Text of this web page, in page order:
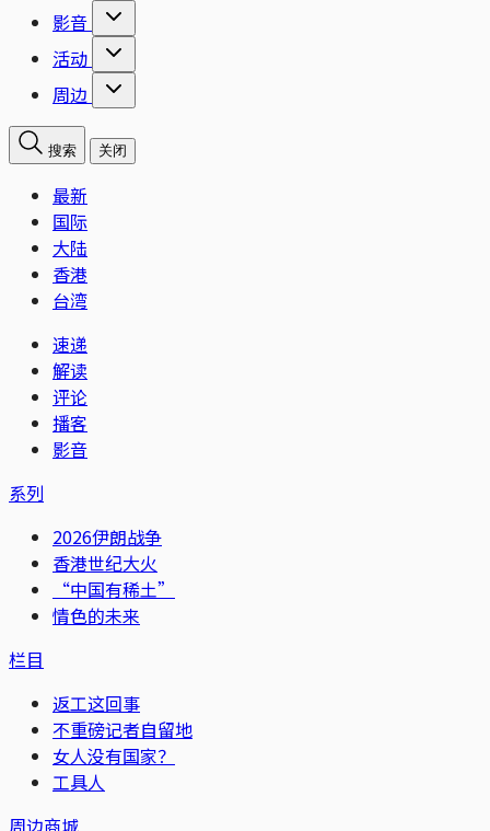
影音
活动
周边
搜索 关闭
最新
国际
大陆
香港
台湾
速递
解读
评论
播客
影音
系列
2026伊朗战争
香港世纪大火
“中国有稀土”
情色的未来
栏目
返工这回事
不重磅记者自留地
女人没有国家？
工具人
周边商城